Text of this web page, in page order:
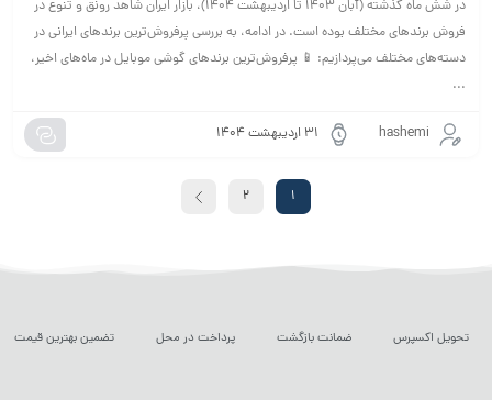
در شش ماه گذشته (آبان ۱۴۰۳ تا اردیبهشت ۱۴۰۴)، بازار ایران شاهد رونق و تنوع در
فروش برندهای مختلف بوده است. در ادامه، به بررسی پرفروش‌ترین برندهای ایرانی در
دسته‌های مختلف می‌پردازیم: 📱 پرفروش‌ترین برندهای گوشی موبایل در ماه‌های اخیر،
...
hashemi ۳۱ اردیبهشت ۱۴۰۴
1
2
تحویل اکسپرس ضمانت بازگشت پرداخت در محل تضمین بهترین قیمت